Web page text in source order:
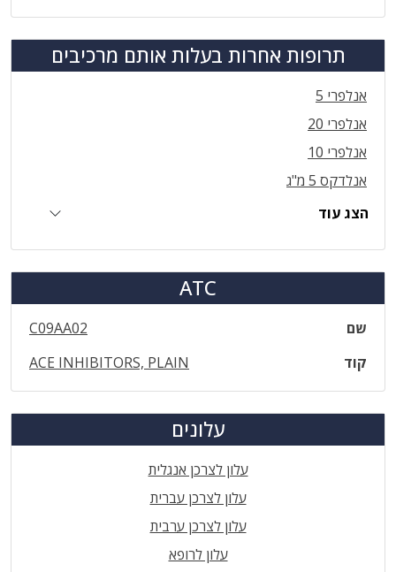
תרופות אחרות בעלות אותם מרכיבים
אנלפרי 5
אנלפרי 20
אנלפרי 10
אנלדקס 5 מ"ג
הצג עוד
ATC
שם
C09AA02
קוד
ACE INHIBITORS, PLAIN
עלונים
עלון לצרכן אנגלית
עלון לצרכן עברית
עלון לצרכן ערבית
עלון לרופא